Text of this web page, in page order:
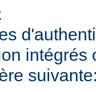
intégrés